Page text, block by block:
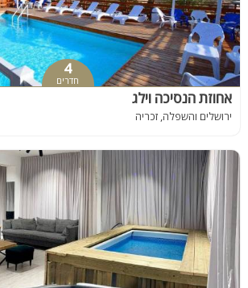
4
חדרים
אחוזת הנסיכה וילג
ירושלים והשפלה, זכריה